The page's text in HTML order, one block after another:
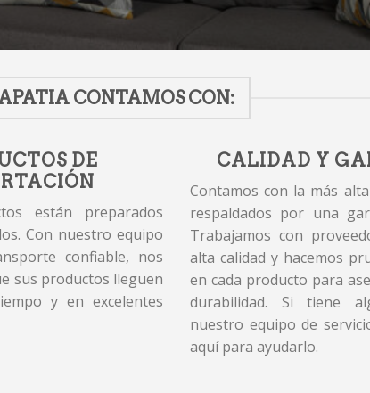
CONTAMOS CON:
DE
están preparados
Con nuestro equipo
confiable, nos
sus productos lleguen
y en excelentes
CALIDAD Y
Contamos con la más
respaldados por una
Trabajamos con
alta calidad y hacemos
en cada producto para
durabilidad. Si tiene
nuestro equipo de
aquí para ayudarlo.